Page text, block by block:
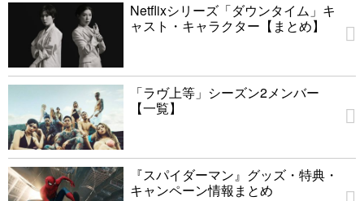
Netflixシリーズ「ダウンタイム」キ
ャスト・キャラクター【まとめ】
「ラヴ上等」シーズン2メンバー
【一覧】
『スパイダーマン』グッズ・特典・
キャンペーン情報まとめ